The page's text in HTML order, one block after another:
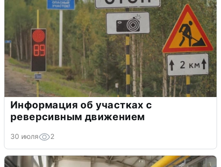
Информация об участках с
реверсивным движением
30 июля 2